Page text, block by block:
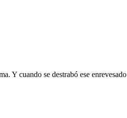
Y cuando se destrabó ese enrevesado